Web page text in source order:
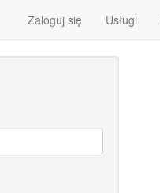
Zaloguj się Usługi